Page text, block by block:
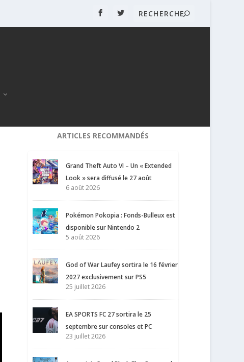
ARTICLES RECOMMANDÉS
Grand Theft Auto VI – Un « Extended
Look » sera diffusé le 27 août
6 août 2026
Pokémon Pokopia : Fonds-Bulleux est
disponible sur Nintendo 2
5 août 2026
God of War Laufey sortira le 16 février
2027 exclusivement sur PS5
25 juillet 2026
EA SPORTS FC 27 sortira le 25
septembre sur consoles et PC
23 juillet 2026